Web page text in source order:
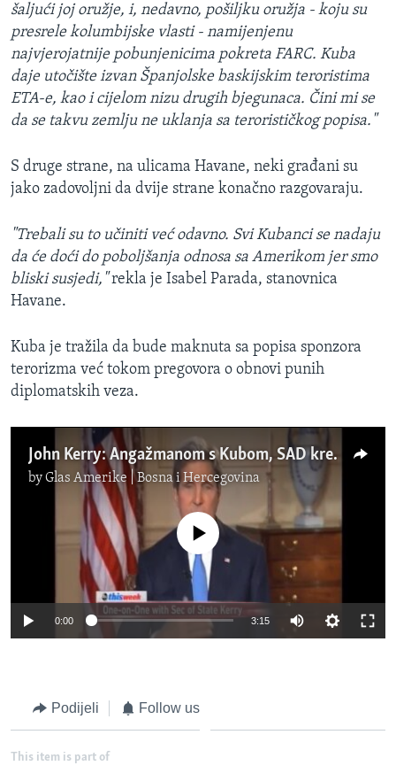
šaljući joj oružje, i, nedavno, pošiljku oružja - koju su
presrele kolumbijske vlasti - namijenjenu
najvjerojatnije pobunjenicima pokreta FARC. Kuba
daje utočište izvan Španjolske baskijskim teroristima
ETA-e, kao i cijelom nizu drugih bjegunaca. Čini mi se
da se takvu zemlju ne uklanja sa terorističkog popisa."
S druge strane, na ulicama Havane, neki građani su
jako zadovoljni da dvije strane konačno razgovaraju.
"Trebali su to učiniti već odavno. Svi Kubanci se nadaju
da će doći do poboljšanja odnosa sa Amerikom jer smo
bliski susjedi,"rekla je Isabel Parada, stanovnica
Havane.
Kuba je tražila da bude maknuta sa popisa sponzora
terorizma već tokom pregovora o obnovi punih
diplomatskih veza.
John Kerry: Angažmanom s Kubom, SAD krenule s politikom transformacije
byGlas Amerike | Bosna i Hercegovina
No media source currently available
0:00 3:15
Podijeli Follow us
This item is part of